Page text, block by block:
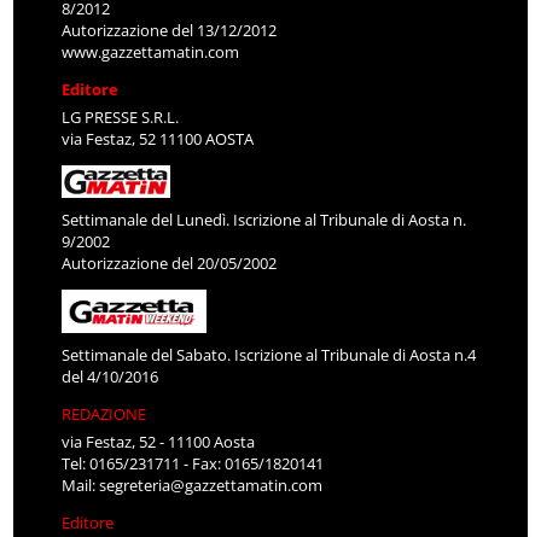
8/2012
Autorizzazione del 13/12/2012
www.gazzettamatin.com
Editore
LG PRESSE S.R.L.
via Festaz, 52 11100 AOSTA
Settimanale del Lunedì. Iscrizione al Tribunale di Aosta n.
9/2002
Autorizzazione del 20/05/2002
Settimanale del Sabato. Iscrizione al Tribunale di Aosta n.4
del 4/10/2016
REDAZIONE
via Festaz, 52 - 11100 Aosta
Tel: 0165/231711 - Fax: 0165/1820141
Mail:segreteria@gazzettamatin.com
Editore